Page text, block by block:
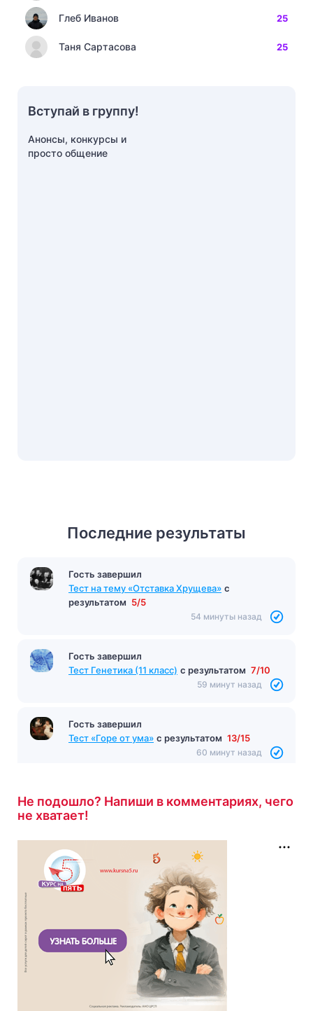
Последние результаты
Гость завершил
Тест на тему «Отставка Хрущева» с
результатом 5/5
54 минуты назад
Гость завершил
Тест Генетика (11 класс) с результатом 7/10
59 минут назад
Гость завершил
Тест «Горе от ума» с результатом 13/15
60 минут назад
Не подошло? Напиши в комментариях, чего
не хватает!
Глеб Иванов 25
Таня Сартасова 25
Вступай в группу!
Анонсы, конкурсы и
просто общение